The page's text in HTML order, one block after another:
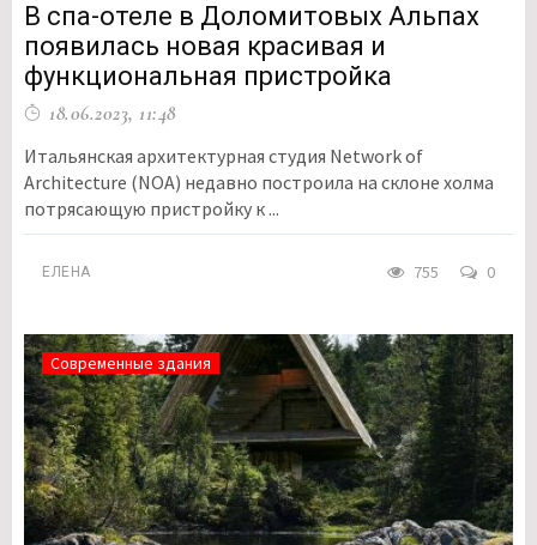
В спа-отеле в Доломитовых Альпах
появилась новая красивая и
функциональная пристройка
18.06.2023, 11:48
Итальянская архитектурная студия Network of
Architecture (NOA) недавно построила на склоне холма
потрясающую пристройку к ...
ЕЛЕНА 755 0
Современные здания